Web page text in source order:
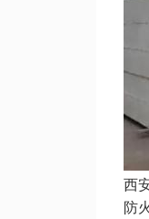
西
防